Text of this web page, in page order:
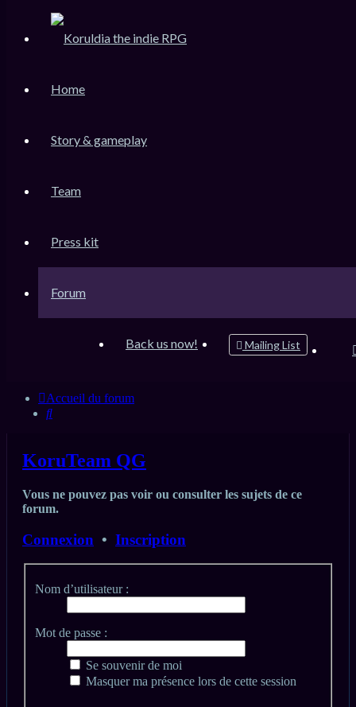
Home
Story & gameplay
Team
Press kit
Forum
Mailing List
Back us now!
Messages non lus
Rechercher
Inscription
Accueil du forum
Rechercher
KoruTeam QG
Vous ne pouvez pas voir ou consulter les sujets de ce
forum.
Connexion • Inscription
Nom d’utilisateur :
Mot de passe :
Se souvenir de moi
Masquer ma présence lors de cette session